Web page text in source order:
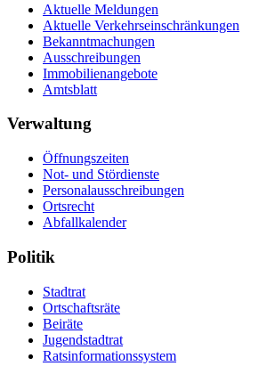
Aktuelle Meldungen
Aktuelle Verkehrseinschränkungen
Bekanntmachungen
Ausschreibungen
Immobilienangebote
Amtsblatt
Verwaltung
Öffnungszeiten
Not- und Stördienste
Personalausschreibungen
Ortsrecht
Abfallkalender
Politik
Stadtrat
Ortschaftsräte
Beiräte
Jugendstadtrat
Ratsinformationssystem